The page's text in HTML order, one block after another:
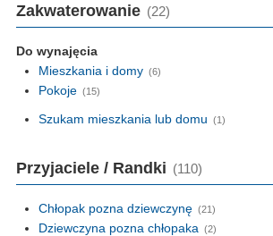
Zakwaterowanie (22)
Do wynajęcia
Mieszkania i domy (6)
Pokoje (15)
Szukam mieszkania lub domu (1)
Przyjaciele / Randki (110)
Chłopak pozna dziewczynę (21)
Dziewczyna pozna chłopaka (2)